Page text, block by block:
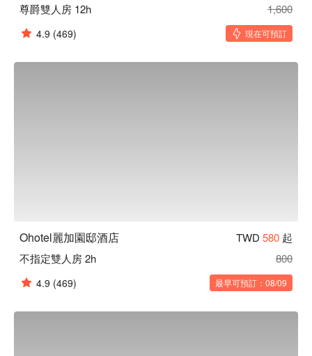
尊爵雙人房 12h
1,600
4.9 (469) 現在可預訂
Ohotel麗加園邸酒店 TWD 580 起
不指定雙人房 2h
800
4.9 (469) 最早可預訂：08/09